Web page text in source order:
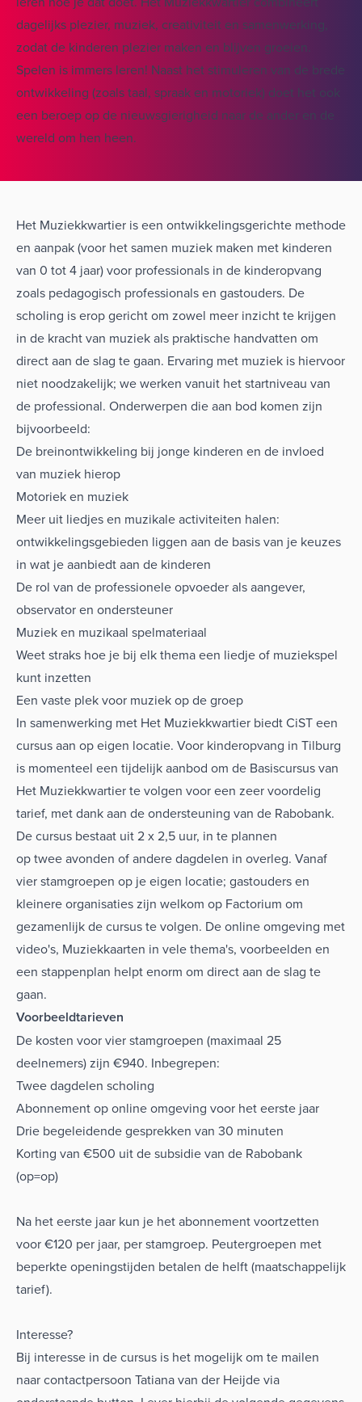
dagelijks plezier, muziek, creativiteit en samenwerking,
zodat de kinderen plezier maken en blijven groeien.
Spelen is immers leren! Naast het stimuleren van de brede
ontwikkeling (zoals taal, spraak en motoriek) doet het ook
een beroep op de nieuwsgierigheid naar de ander en de
wereld om hen heen.
Het Muziekkwartier is een ontwikkelingsgerichte methode
en aanpak (voor het samen muziek maken met kinderen
van 0 tot 4 jaar) voor professionals in de kinderopvang
zoals pedagogisch professionals en gastouders. De
scholing is erop gericht om zowel meer inzicht te krijgen
in de kracht van muziek als praktische handvatten om
direct aan de slag te gaan. Ervaring met muziek is hiervoor
niet noodzakelijk; we werken vanuit het startniveau van
de professional. Onderwerpen die aan bod komen zijn
bijvoorbeeld:
De breinontwikkeling bij jonge kinderen en de invloed
van muziek hierop
Motoriek en muziek
Meer uit liedjes en muzikale activiteiten halen:
ontwikkelingsgebieden liggen aan de basis van je keuzes
in wat je aanbiedt aan de kinderen
De rol van de professionele opvoeder als aangever,
observator en ondersteuner
Muziek en muzikaal spelmateriaal
Weet straks hoe je bij elk thema een liedje of muziekspel
kunt inzetten
Een vaste plek voor muziek op de groep
In samenwerking met Het Muziekkwartier biedt CiST een
cursus aan op eigen locatie. Voor kinderopvang in Tilburg
is momenteel een tijdelijk aanbod om de Basiscursus van
Het Muziekkwartier te volgen voor een zeer voordelig
tarief, met dank aan de ondersteuning van de Rabobank.
De cursus bestaat uit 2 x 2,5 uur, in te plannen
op twee avonden of andere dagdelen in overleg. Vanaf
vier stamgroepen op je eigen locatie; gastouders en
kleinere organisaties zijn welkom op Factorium om
gezamenlijk de cursus te volgen. De online omgeving met
video's, Muziekkaarten in vele thema's, voorbeelden en
een stappenplan helpt enorm om direct aan de slag te
gaan.
Voorbeeldtarieven
De kosten voor vier stamgroepen (maximaal 25
deelnemers) zijn €940. Inbegrepen:
Twee dagdelen scholing
Abonnement op online omgeving voor het eerste jaar
Drie begeleidende gesprekken van 30 minuten
Korting van €500 uit de subsidie van de Rabobank
(op=op)
Na het eerste jaar kun je het abonnement voortzetten
voor €120 per jaar, per stamgroep. Peutergroepen met
beperkte openingstijden betalen de helft (maatschappelijk
tarief).
Interesse?
Bij interesse in de cursus is het mogelijk om te mailen
naar contactpersoon Tatiana van der Heijde via